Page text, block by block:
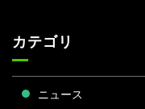
カテゴリ
ニュース